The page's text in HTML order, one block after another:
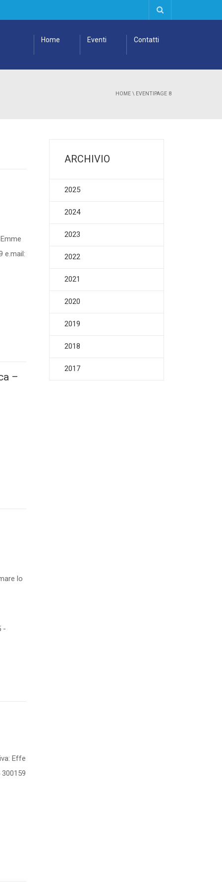
Home Eventi Contatti
HOME \ EVENTIPAGE 8
e.mail:
–
lo
-
Effe
ARCHIVIO
2025
2024
2023
2022
2021
2020
2019
2018
2017